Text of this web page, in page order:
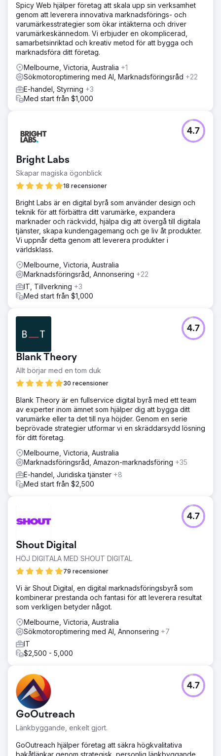
Spicy Web hjälper företag att skala upp sin verksamhet
genom att leverera innovativa marknadsförings- och
varumärkesstrategier som ökar intäkterna och driver
varumärkeskännedom. Vi erbjuder en okomplicerad,
samarbetsinriktad och kreativ metod för att bygga och
marknadsföra ditt företag.
Melbourne, Victoria, Australia +1
Sökmotoroptimering med AI, Marknadsföringsråd +22
E-handel, Styrning +3
Med start från $1,000
Bright Labs
Skapar magiska ögonblick
18 recensioner
4.7
Bright Labs är en digital byrå som använder design och
teknik för att förbättra ditt varumärke, expandera
marknader och räckvidd, hjälpa dig att övergå till digitala
tjänster, skapa kundengagemang och ge liv åt produkter.
Vi uppnår detta genom att leverera produkter i
världsklass.
Melbourne, Victoria, Australia
Marknadsföringsråd, Annonsering +22
IT, Tillverkning +3
Med start från $1,000
Blank Theory
Allt börjar med en tom duk
30 recensioner
4.7
Blank Theory är en fullservice digital byrå med ett team
av experter inom ämnet som hjälper dig att bygga ditt
varumärke eller ta det till nya höjder. Genom en serie
beprövade strategier utformar vi en skräddarsydd lösning
för ditt företag.
Melbourne, Victoria, Australia
Marknadsföringsråd, Amazon-marknadsföring +35
E-handel, Juridiska tjänster +8
Med start från $2,500
Shout Digital
HÖJ DIGITALA MED SHOUT DIGITAL
79 recensioner
4.7
Vi är Shout Digital, en digital marknadsföringsbyrå som
kombinerar prestanda och fantasi för att leverera resultat
som verkligen betyder något.
Melbourne, Victoria, Australia
Sökmotoroptimering med AI, Annonsering +7
IT
$2,500 - 5,000
GoOutreach
Länkbyggande, enkelt gjort.
4.7
GoOutreach hjälper företag att säkra högkvalitativa
bakåtlänkar genom strategisk, personlig länkbyggande.